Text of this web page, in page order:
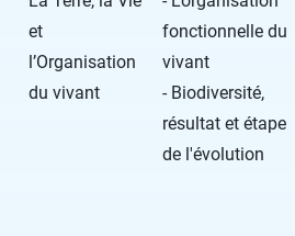
et
l’Organisation
du vivant
fonctionnelle du
vivant
- Biodiversité,
résultat et étape
de l'évolution